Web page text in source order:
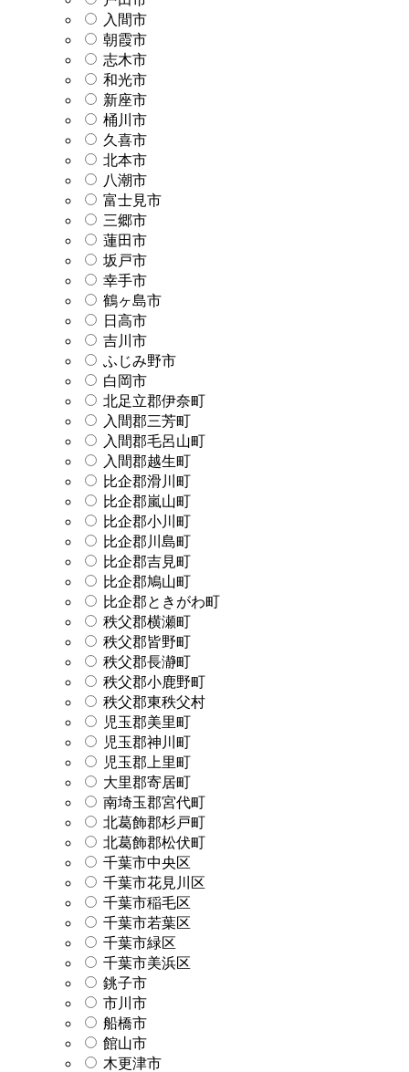
入間市
朝霞市
志木市
和光市
新座市
桶川市
久喜市
北本市
八潮市
富士見市
三郷市
蓮田市
坂戸市
幸手市
鶴ヶ島市
日高市
吉川市
ふじみ野市
白岡市
北足立郡伊奈町
入間郡三芳町
入間郡毛呂山町
入間郡越生町
比企郡滑川町
比企郡嵐山町
比企郡小川町
比企郡川島町
比企郡吉見町
比企郡鳩山町
比企郡ときがわ町
秩父郡横瀬町
秩父郡皆野町
秩父郡長瀞町
秩父郡小鹿野町
秩父郡東秩父村
児玉郡美里町
児玉郡神川町
児玉郡上里町
大里郡寄居町
南埼玉郡宮代町
北葛飾郡杉戸町
北葛飾郡松伏町
千葉市中央区
千葉市花見川区
千葉市稲毛区
千葉市若葉区
千葉市緑区
千葉市美浜区
銚子市
市川市
船橋市
館山市
木更津市